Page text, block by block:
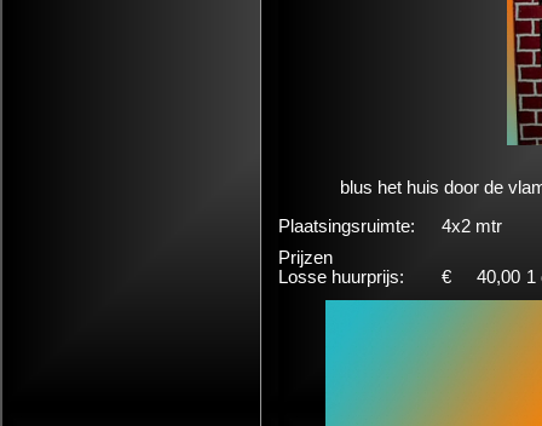
blus het huis door de
Plaatsingsruimte:
4x2 mtr
Prijzen
Losse huurprijs:
€ 40,00 1